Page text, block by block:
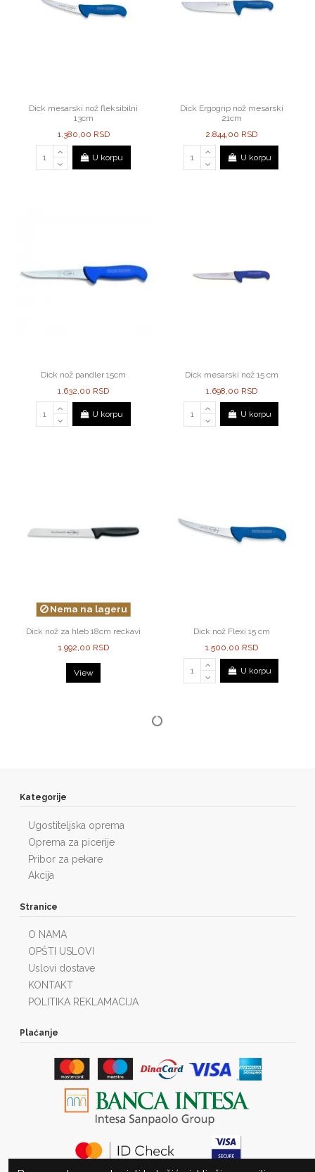
Dick mesarski nož fleksibilni
13cm
1.380,00 RSD
U korpu
Dick Ergogrip nož mesarski
21cm
2.844,00 RSD
U korpu
Dick nož pandler 15cm
1.632,00 RSD
U korpu
Dick mesarski nož 15 cm
1.698,00 RSD
U korpu
Nema na lageru
Dick nož za hleb 18cm reckavi
1.992,00 RSD
View
Dick nož Flexi 15 cm
1.500,00 RSD
U korpu
Kategorije
Ugostiteljska oprema
Oprema za picerije
Pribor za pekare
Akcija
Stranice
O NAMA
OPŠTI USLOVI
Uslovi dostave
KONTAKT
POLITIKA REKLAMACIJA
Plaćanje